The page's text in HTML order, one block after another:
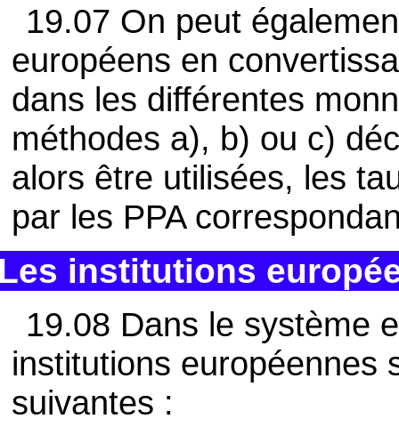
19.07 On peut
européens en
dans les différentes
méthodes a), b) ou c)
alors être utilisées, les
par les PPA
institutions
19.08 Dans le système
institutions européennes
suivantes :